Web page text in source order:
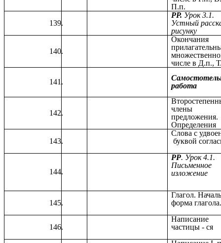
П.п.
РР. Урок 3.1.
Устный
рисунку
Окончания
числе в Д.п.,
работа
члены
предложения.
Определения
Слова с
буквой
РР. Урок 4.1.
Письменное
изложение
Глагол.
форма
Написание
частицы - ся